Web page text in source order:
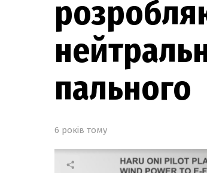
пального
6 років тому